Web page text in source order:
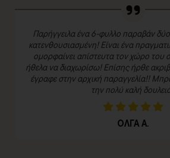
Παρήγγειλα ένα 6-φυλλο παραβάν
κατενθουσιασμένη! Είναι ένα
ομορφαίνει απίστευτα τον χώρο του
ήθελα να διαχωρίσω! Επίσης ήρθε
έγραφε στην αρχική παραγγελία!!
την πολύ καλή
ΟΛΓΑ Α.